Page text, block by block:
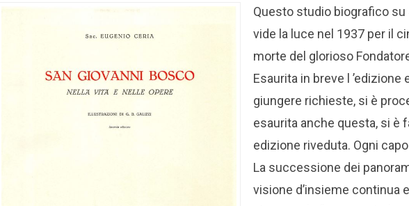
Questo studio biografico su
vide la luce nel 1937 per il
morte del glorioso
Esaurita in breve l ’edizione
giungere richieste, si è
esaurita anche questa, si è
edizione riveduta. Ogni
La successione dei
visione d’insieme continua